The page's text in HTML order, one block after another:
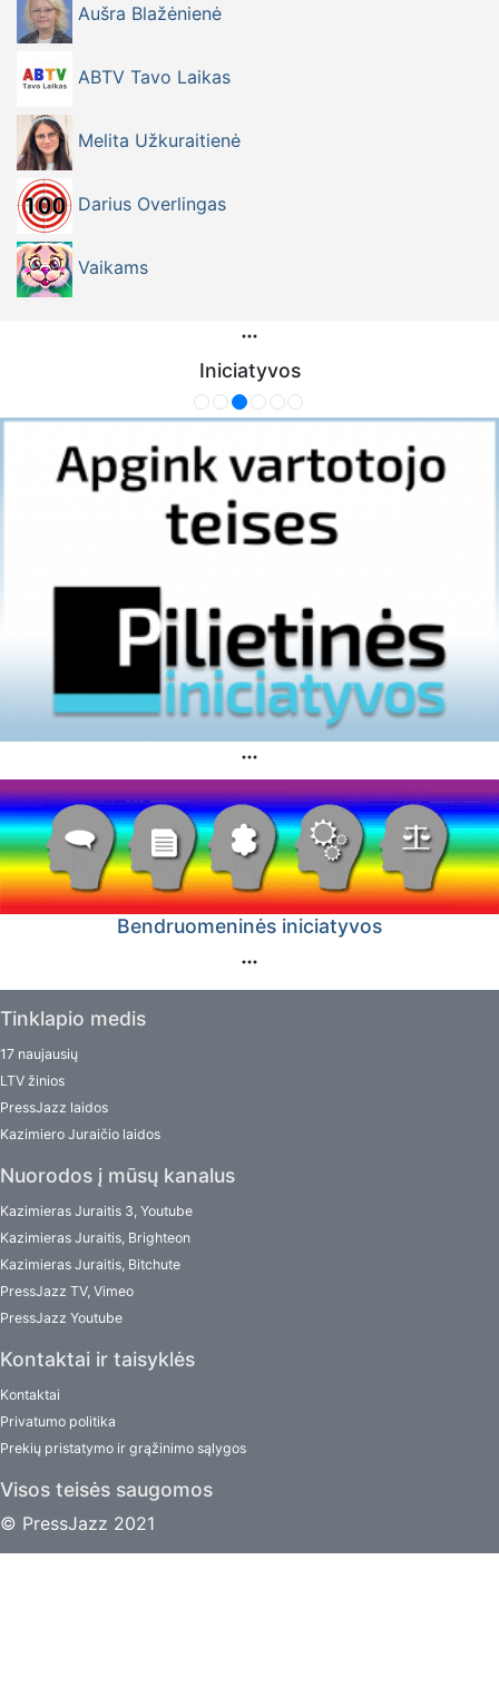
Aušra Blažėnienė
ABTV Tavo Laikas
Melita Užkuraitienė
Darius Overlingas
Vaikams
Iniciatyvos
Bendruomeninės iniciatyvos
Tinklapio medis
17 naujausių
LTV žinios
PressJazz laidos
Kazimiero Juraičio laidos
Nuorodos į mūsų kanalus
Kazimieras Juraitis 3, Youtube
Kazimieras Juraitis, Brighteon
Kazimieras Juraitis, Bitchute
PressJazz TV, Vimeo
PressJazz Youtube
Kontaktai ir taisyklės
Kontaktai
Privatumo politika
Prekių pristatymo ir grąžinimo sąlygos
Visos teisės saugomos
© PressJazz 2021